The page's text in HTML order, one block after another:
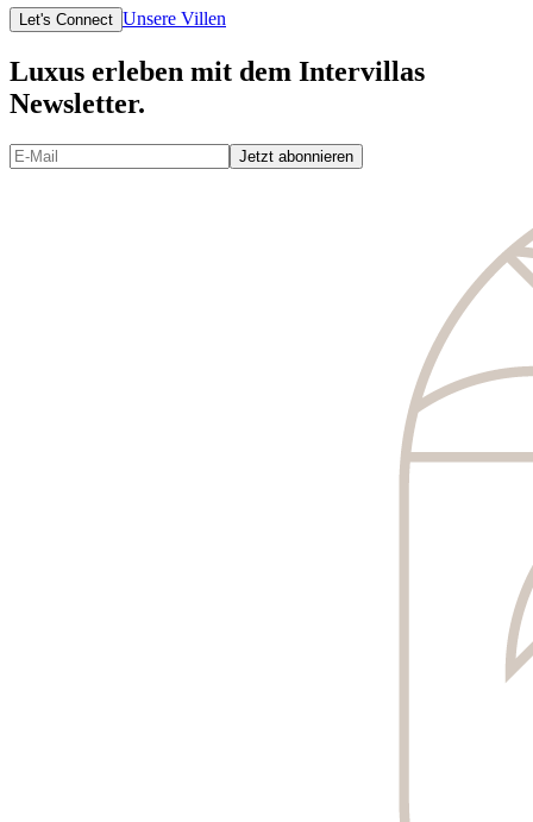
Let's Connect Unsere Villen
Luxus erleben mit dem Intervillas
Newsletter.
Jetzt abonnieren